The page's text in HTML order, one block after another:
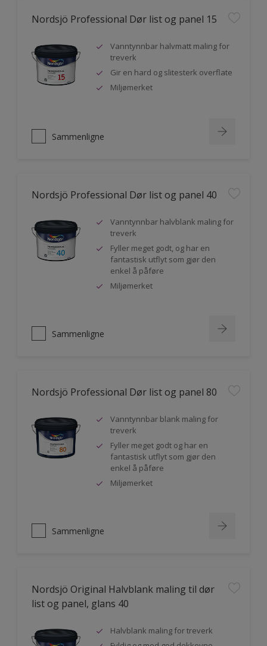
Nordsjö Professional Dør list og panel 15
Vanntynnbar halvmatt maling for
treverk
Gir en hard og slitesterk overflate
Miljømerket
Sammenligne
Nordsjö Professional Dør list og panel 40
Vanntynnbar halvblank maling for
treverk
Fyller meget godt, og har en
fantastisk utflyt som gjør den
enkel å påføre
Miljømerket
Sammenligne
Nordsjö Professional Dør list og panel 80
Vanntynnbar blank maling for
treverk
Fyller meget godt og har en
fantastisk utflyt som gjør den
enkel å påføre
Miljømerket
Sammenligne
Nordsjö Original Halvblank maling til dør
list og panel, glans 40
Halvblank maling for treverk